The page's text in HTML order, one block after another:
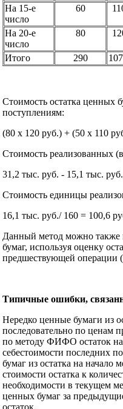
На 15-е
число
60
На 20-е
число
80
Итого 290
Стоимость остатка ценных
поступлениям:
(80 x 120 руб.) + (50 x 110
Стоимость реализованных
31,2 тыс. руб. - 15,1 тыс.
Стоимость единицы
16,1 тыс. руб./ 160 = 100,6
Данный метод можно также
бумаг, используя оценку
предшествующей операции
Типичные ошибки,
Нередко ценные бумаги из
последовательно по ценам
по методу ФИФО остаток на
себестоимости последних
бумаг из остатка на начало
стоимости остатка к
необходимости в текущем
ценных бумаг за
остаток.